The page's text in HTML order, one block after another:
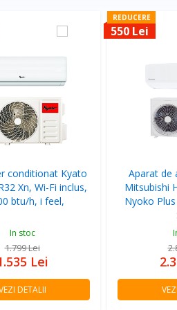
conditionat Kyato
Xn, Wi-Fi inclus,
btu/h, i feel,
In stoc
1.799Lei
Lei
DETALII
REDUCERE
550 Lei
Aparat de
Mitsubishi
Nyoko Plus